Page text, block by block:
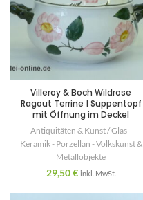
Villeroy & Boch Wildrose
Ragout Terrine | Suppentopf
mit Öffnung im Deckel
Antiquitäten & Kunst / Glas -
Keramik - Porzellan - Volkskunst &
Metallobjekte
29,50€ inkl. MwSt.